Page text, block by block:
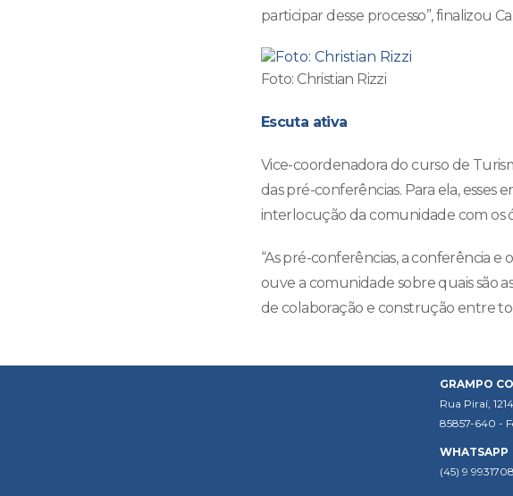
participar desse processo”, finalizou
Foto: Christian Rizzi
Escuta ativa
Vice-coordenadora do curso de
das pré-conferências. Para ela,
interlocução da comunidade com os
“As pré-conferências, a conferência e
ouve a comunidade sobre quais são
de colaboração e construção entre
GRAMPO
Rua Piraí,
85857-640 -
WHATSAPP
(45) 9